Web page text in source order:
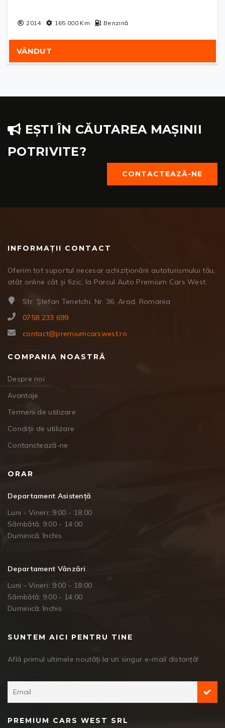
2014 165 000Km Benzină
VÂNDUT
EȘTI ÎN CĂUTAREA MAȘINII
POTRIVITE?
CONTACTEAZĂ-NE
INFORMAȚII CONTACT
Oferim tot suportul necesar achiziționării autoturismului tău,
atât online cât și fizic, la Parcul Auto Premium Cars West.
Str. Ștefan Tenetchi, Nr. 36, Arad, Romania
0758 233 699
contact@premiumcarswest.ro
COMPANIA NOASTRĂ
Despre noi
Avantaje
Termeni de utilizare
Condiții de utilizare
Contanctează-ne
ORAR
Departament Asistență
Luni - Vineri: 9:00 - 18:00
Sâmbătă: 9:00 - 14:00
Duminică: închis
Departament Vânzări
Luni - Vineri: 9:00 - 18:00
Sâmbătă: 9:00 - 14:00
Duminică: închis
SUNTEM AICI PENTRU TINE
Află primul ultimele noutăți la un singur e-mail distanță!
PREMIUM CARS WEST SRL